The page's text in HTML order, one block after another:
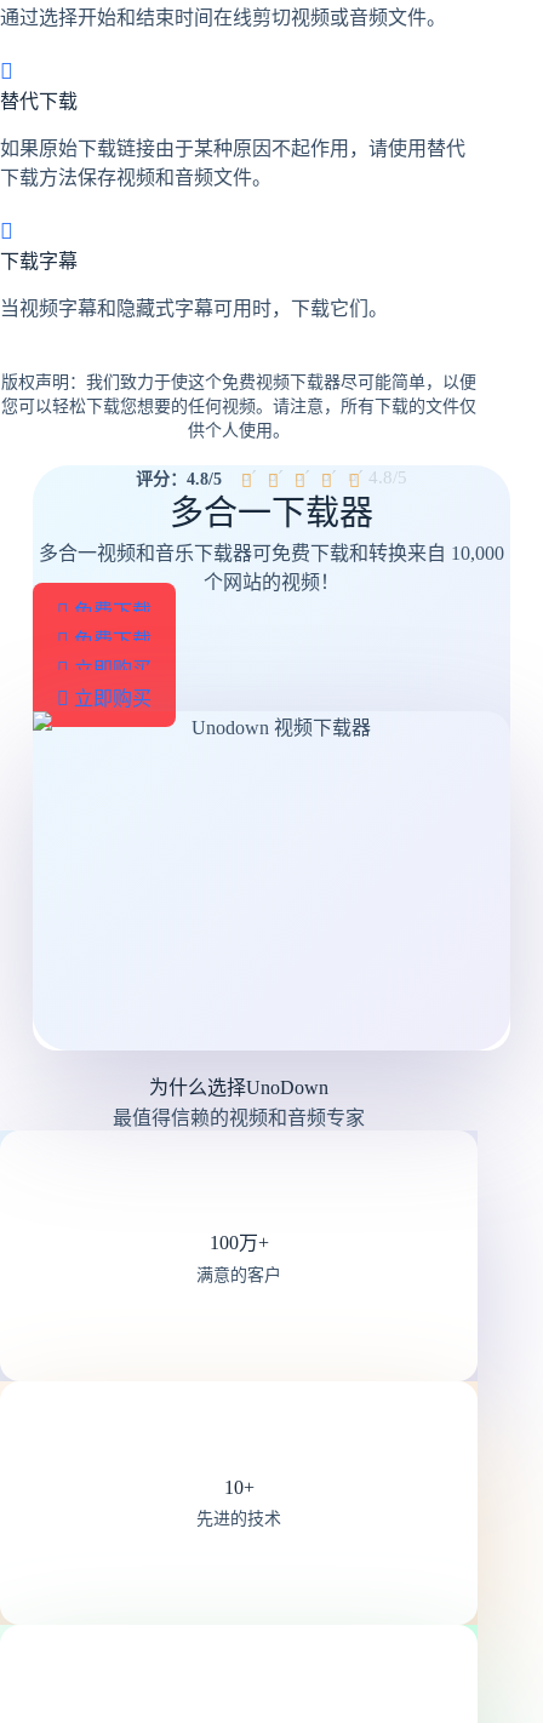
通过选择开始和结束时间在线剪切视频或音频文件。
替代下载
如果原始下载链接由于某种原因不起作用，请使用替代
下载方法保存视频和音频文件。
下载字幕
当视频字幕和隐藏式字幕可用时，下载它们。
版权声明：我们致力于使这个免费视频下载器尽可能简单，以便
您可以轻松下载您想要的任何视频。请注意，所有下载的文件仅
供个人使用。
评分：4.8/5 ¤´ ¤´ ¤´ ¤´ ¤´ 4.8/5
多合一下载器
多合一视频和音乐下载器可免费下载和转换来自 10,000
个网站的视频！
免费下载
免费下载
立即购买
立即购买
为什么选择UnoDown
最值得信赖的视频和音频专家
100万+
满意的客户
10+
先进的技术